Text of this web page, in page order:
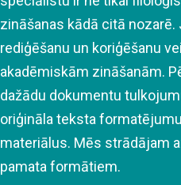
zināšanas kādā citā
rediģēšanu un koriģēšanu
akadēmiskām zināšanām.
dažādu dokumentu
oriģināla teksta
materiālus. Mēs strādājam
pamata formātiem.